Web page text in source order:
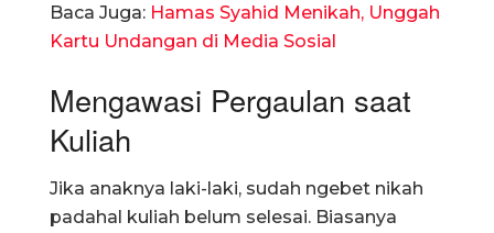
Baca Juga: Hamas Syahid Menikah, Unggah
Kartu Undangan di Media Sosial
Mengawasi Pergaulan saat
Kuliah
Jika anaknya laki-laki, sudah ngebet nikah
padahal kuliah belum selesai. Biasanya